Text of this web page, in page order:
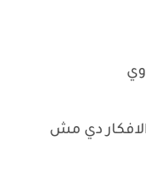
دي مش